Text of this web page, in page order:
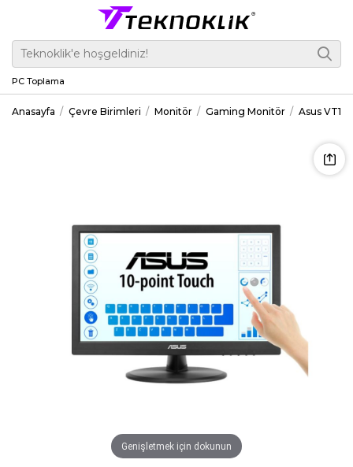
PC Toplama
Anasayfa Çevre Birimleri Monitör Gaming Monitör Asus
Genişletmek için dokunun